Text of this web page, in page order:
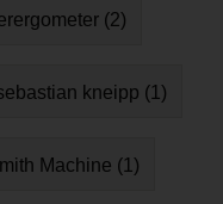
(2)
kneipp (1)
Machine (1)